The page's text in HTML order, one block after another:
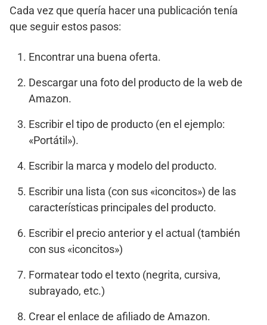
Cada vez que quería hacer una publicación tenía
que seguir estos pasos:
Encontrar una buena oferta.
Descargar una foto del producto de la web de
Amazon.
Escribir el tipo de producto (en el ejemplo:
«Portátil»).
Escribir la marca y modelo del producto.
Escribir una lista (con sus «iconcitos») de las
características principales del producto.
Escribir el precio anterior y el actual (también
con sus «iconcitos»)
Formatear todo el texto (negrita, cursiva,
subrayado, etc.)
Crear el enlace de afiliado de Amazon.